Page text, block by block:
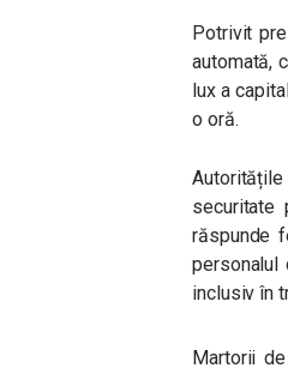
Potrivit
automată,
lux a
o oră.
securitate
răspunde
personalul
inclusiv în
Martorii